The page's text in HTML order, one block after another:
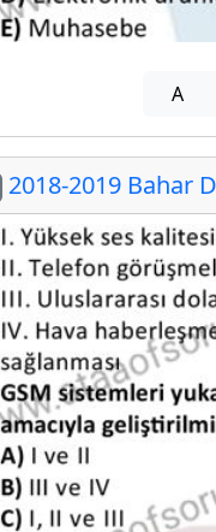
A
2018-2019 Bahar